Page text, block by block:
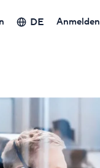
DE Anmelden